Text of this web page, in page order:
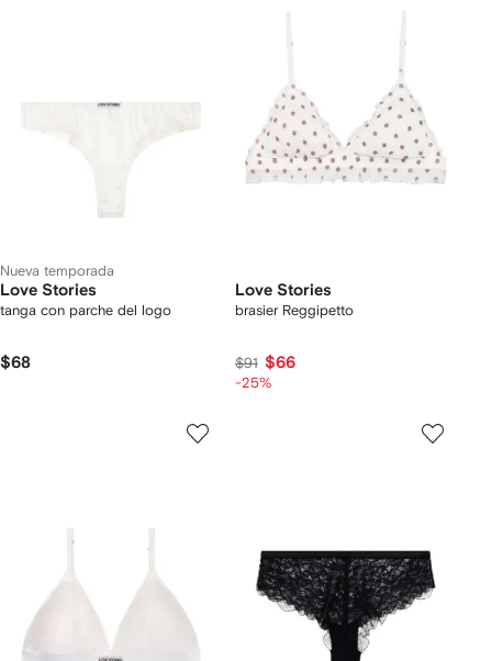
Nueva temporada
Love Stories
tanga con parche del logo
$68
Love Stories
brasier Reggipetto
$91 $66
-25%